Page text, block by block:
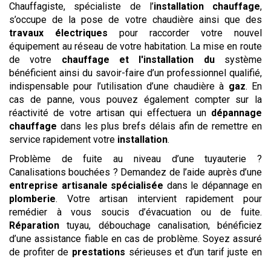
Chauffagiste, spécialiste de l’installation chauffage,
s’occupe de la pose de votre chaudière ainsi que des
travaux électriques pour raccorder votre nouvel
équipement au réseau de votre habitation. La mise en route
de votre chauffage et l'installation du système
bénéficient ainsi du savoir-faire d’un professionnel qualifié,
indispensable pour l’utilisation d’une chaudière à gaz. En
cas de panne, vous pouvez également compter sur la
réactivité de votre artisan qui effectuera un dépannage
chauffage dans les plus brefs délais afin de remettre en
service rapidement votre installation.
Problème de fuite au niveau d’une tuyauterie ?
Canalisations bouchées ? Demandez de l’aide auprès d’une
entreprise artisanale spécialisée dans le dépannage en
plomberie. Votre artisan intervient rapidement pour
remédier à vous soucis d’évacuation ou de fuite.
Réparation tuyau, débouchage canalisation, bénéficiez
d’une assistance fiable en cas de problème. Soyez assuré
de profiter de prestations sérieuses et d’un tarif juste en